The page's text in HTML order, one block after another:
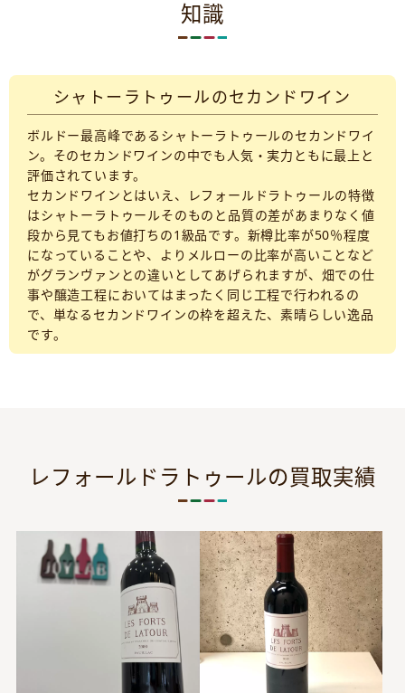
知識
シャトーラトゥールのセカンドワイン
ボルドー最高峰であるシャトーラトゥールのセカンドワイ
ン。そのセカンドワインの中でも人気・実力ともに最上と
評価されています。
セカンドワインとはいえ、レフォールドラトゥールの特徴
はシャトーラトゥールそのものと品質の差があまりなく値
段から見てもお値打ちの1級品です。新樽比率が50％程度
になっていることや、よりメルローの比率が高いことなど
がグランヴァンとの違いとしてあげられますが、畑での仕
事や醸造工程においてはまったく同じ工程で行われるの
で、単なるセカンドワインの枠を超えた、素晴らしい逸品
です。
レフォールドラトゥールの買取実績